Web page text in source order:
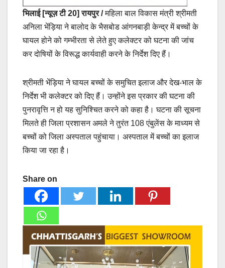
भिलाई [न्यूज़ टी 20] रायपुर /महिला बाल विकास मंत्री श्रीमती
अनिला भेंड़िया ने बालोद के भैसबोड आंगनबाड़ी केन्द्र में बच्चों के
घायल होने को गम्भीरता से लेते हुए कलेक्टर को घटना की जांच
कर दोषियों के विरूद्ध कार्यवाही करने के निर्देश दिए हैं।
श्रीमती भेंड़िया ने घायल बच्चों के समुचित इलाज और देख-भाल के
निर्देश भी कलेक्टर को दिए हैं। उन्होंने इस प्रकार की घटना की
पुनरावृत्ति न हो यह सुनिश्चित करने को कहा है। घटना की सूचना
मिलते ही जिला प्रशासन अमले ने तुरंत 108 एंबुलेंस के माध्यम से
बच्चों को जिला अस्पताल पहुंचाया। अस्पताल में बच्चों का इलाज
किया जा रहा है।
Share on